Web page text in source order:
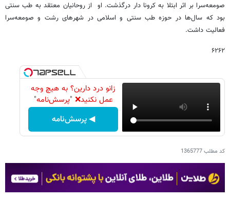
صومعه‌سرا بر اثر ابتلا به کرونا دار درگذشت. او از روحانیان معتقد به طب سنتی
بود که سال‌ها در حوزه طب سنتی و اسلامی در شهرهای رشت و صومعه‌سرا
فعالیت داشت.
۶۲۶۲
زانو درد دارین؟ به هیچ وجه
عمل نکنید❌ "پرسش‌نامه"
◀ پرسش‌نامه
کد مطلب1365777